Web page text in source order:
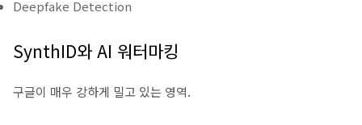
Deepfake Detection
SynthID와 AI 워터마킹
구글이 매우 강하게 밀고 있는 영역.